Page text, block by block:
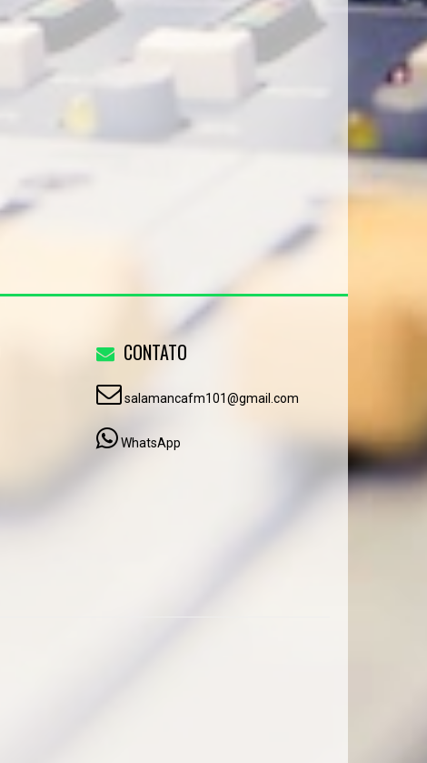
CONTATO
salamancafm101@gmail.com
WhatsApp